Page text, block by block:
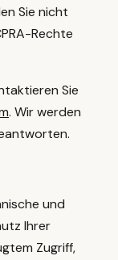
Sie nicht
Rechte
Sie
. Wir werden
und
Ihrer
Zugriff,